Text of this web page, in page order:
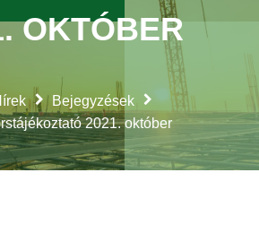
Bejegyzések
2021. október
OKTÓBER